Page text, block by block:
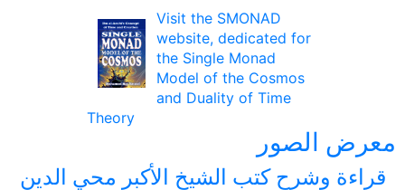
Visit the SMONAD
website, dedicated for
the Single Monad
Model of the Cosmos
and Duality of Time
Theory
معرض الصور
قراءة وشرح كتب الشيخ الأكبر محي الدين